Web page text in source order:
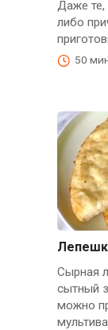
Даже те,
либо
50
Сырная
сытный
можно